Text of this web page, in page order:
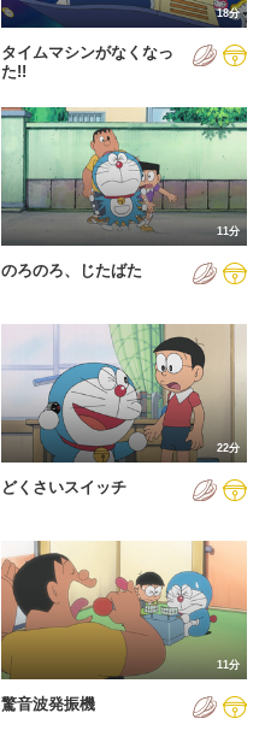
18分
タイムマシンがなくなっ
た!!
11分
のろのろ、じたばた
22分
どくさいスイッチ
11分
驚音波発振機